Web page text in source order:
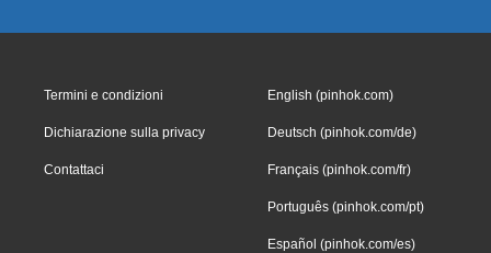
Termini e condizioni
Dichiarazione sulla privacy
Contattaci
English (pinhok.com)
Deutsch (pinhok.com/de)
Français (pinhok.com/fr)
Português (pinhok.com/pt)
Español (pinhok.com/es)